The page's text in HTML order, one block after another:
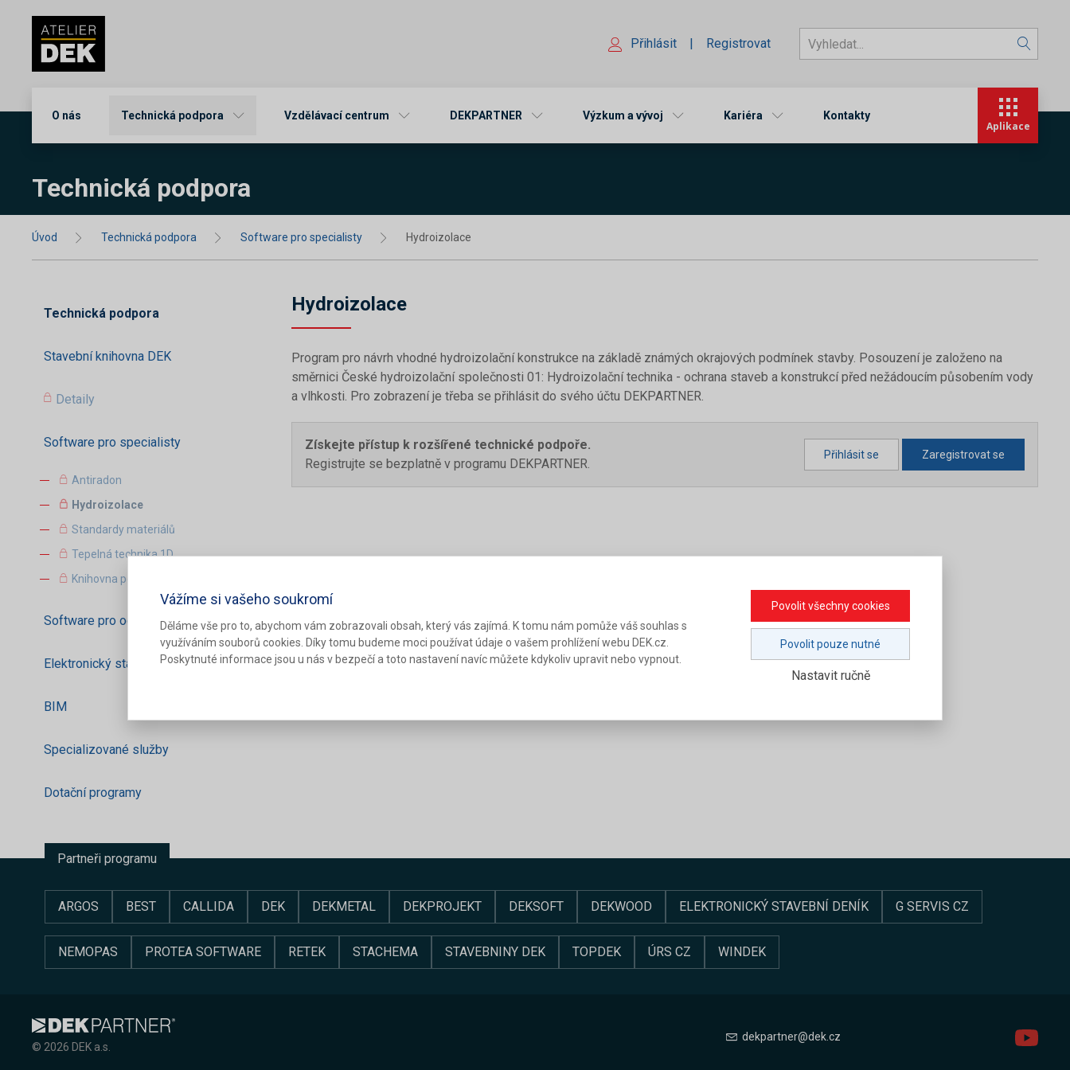
Přihlásit | Registrovat
O nás Technická podpora Vzdělávací centrum DEKPARTNER Výzkum a vývoj Kariéra Kontakty
Aplikace
Technická podpora
Úvod Technická podpora Software pro specialisty Hydroizolace
Technická podpora
Stavební knihovna DEK
Detaily
Software pro specialisty
Antiradon
Hydroizolace
Standardy materiálů
Tepelná technika 1D
Knihovna požadavků
Software pro oceňování staveb
Elektronický stavební deník
BIM
Specializované služby
Dotační programy
Hydroizolace
Program pro návrh vhodné hydroizolační konstrukce na základě známých okrajových podmínek stavby. Posouzení je založeno na
směrnici České hydroizolační společnosti 01: Hydroizolační technika - ochrana staveb a konstrukcí před nežádoucím působením vody
a vlhkosti. Pro zobrazení je třeba se přihlásit do svého účtu DEKPARTNER.
Získejte přístup k rozšířené technické podpoře.
Registrujte se bezplatně v programu DEKPARTNER.
Přihlásit se Zaregistrovat se
Partneři programu
ARGOS BEST CALLIDA DEK DEKMETAL DEKPROJEKT DEKSOFT DEKWOOD ELEKTRONICKÝ STAVEBNÍ DENÍK G SERVIS CZ
NEMOPAS PROTEA SOFTWARE RETEK STACHEMA STAVEBNINY DEK TOPDEK ÚRS CZ WINDEK
© 2026 DEK a.s.
dekpartner@dek.cz
Vážíme si vašeho soukromí
Děláme vše pro to, abychom vám zobrazovali obsah, který vás zajímá. K tomu nám pomůže váš souhlas s
využíváním souborů cookies. Díky tomu budeme moci používat údaje o vašem prohlížení webu DEK.cz.
Poskytnuté informace jsou u nás v bezpečí a toto nastavení navíc můžete kdykoliv upravit nebo vypnout.
Povolit všechny cookies
Povolit pouze nutné
Nastavit ručně